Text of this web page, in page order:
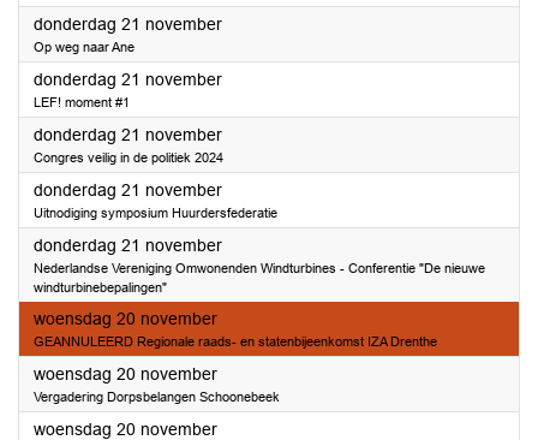
donderdag 21 november2024
Op weg naar Ane
donderdag 21 november2024
LEF! moment #1
donderdag 21 november2024
Congres veilig in de politiek 2024
donderdag 21 november2024
Uitnodiging symposium Huurdersfederatie
donderdag 21 november2024
Nederlandse Vereniging Omwonenden Windturbines - Conferentie "De nieuwe
windturbinebepalingen"
woensdag 20 november2024
GEANNULEERD Regionale raads- en statenbijeenkomst IZA Drenthe
woensdag 20 november2024
Vergadering Dorpsbelangen Schoonebeek
woensdag 20 november2024